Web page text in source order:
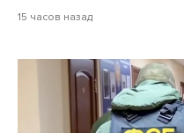
15 часов назад